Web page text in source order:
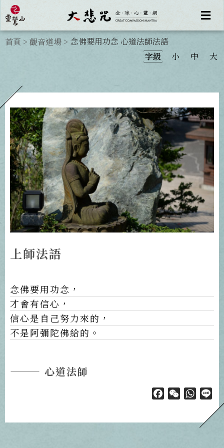
首頁 > 觀音道場 > 念佛要用功念 心道法師法語
字級
小 中 大
上師法語
念佛要用功念，
才會有信心，
信心是自己努力來的，
不是阿彌陀佛給的。
——— 心道法師
FacebookWeChat